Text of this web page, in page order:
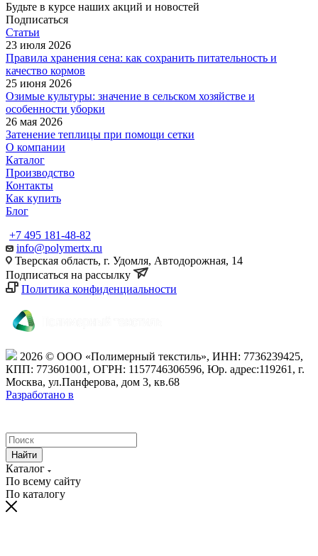
Будьте в курсе наших акций и новостей
Подписаться
Статьи
23 июля 2026
Правила хранения сена: как сохранить питательность и
качество кормов
25 июня 2026
Озимые культуры: значение в сельском хозяйстве и
особенности уборки
26 мая 2026
Затенение теплицы при помощи сетки
О компании
Каталог
Производство
Контакты
Как купить
Блог
+7 495 181-48-82
info@polymertx.ru
Тверская область, г. Удомля, Автодорожная, 14
Подписаться на рассылку
Политика конфиденциальности
2026 © ООО «Полимерный текстиль», ИНН: 7736239425,
КПП: 773601001, ОГРН: 1157746306596, Юр. адрес:119261, г.
Москва, ул.Панферова, дом 3, кв.68
Разработано в
Найти
Каталог
По всему сайту
По каталогу